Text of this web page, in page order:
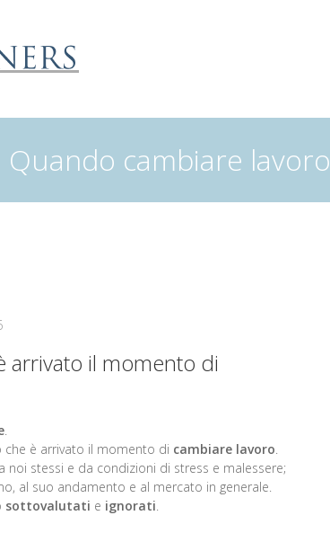
Quando cambiare lavoro
arrivato il momento di
.
che è arrivato il momento di cambiare lavoro.
noi stessi e da condizioni di stress e malessere;
al suo andamento e al mercato in generale.
sottovalutati e ignorati.